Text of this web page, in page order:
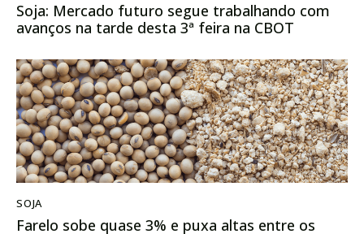
Soja: Mercado futuro segue trabalhando com
avanços na tarde desta 3ª feira na CBOT
SOJA
Farelo sobe quase 3% e puxa altas entre os